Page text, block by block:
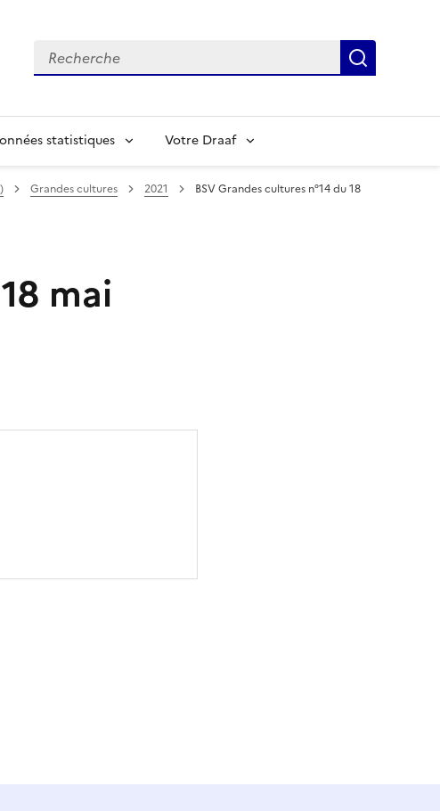
Recherche
statistiques Votre Draaf
Grandes cultures 2021
BSV Grandes cultures n°14 du 18
mai